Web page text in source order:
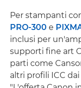
Per stampanti
PRO-300 e
inclusi per
supporti fine art
parti come
altri profili ICC